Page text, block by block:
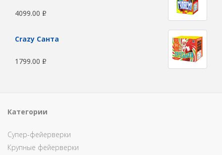
4099.00 Р
Сrazy Санта
1799.00 Р
Категории
Супер-фейерверки
Крупные фейерверки